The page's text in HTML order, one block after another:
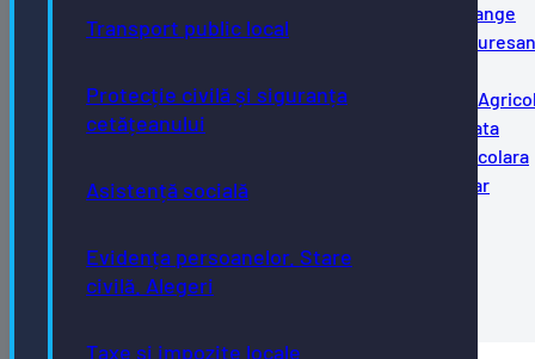
Transport public local
Protecție civilă și siguranța
cetățeanului
Asistență socială
Evidența persoanelor. Stare
civilă. Alegeri
Taxe și impozite locale
01. PH PUZ.ansamblu.mixt.str.Subcetate.38
01.1. Adresa.Arhitect.Sef.27.07.2026
04. PH modif.HCL161din2021.imprumut.bancar
05. PH modif.anexa2.HCL283din2025.retea.scolara
06. PH modif.anexa.HCL31din2023.SF.apa.uzata
07. PH
09. PH
modif.HCL70din2026.ocupare.temporara.Orange